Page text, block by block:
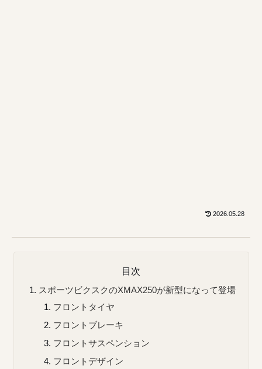
2026.05.28
目次
スポーツビクスクのXMAX250が新型になって登場
フロントタイヤ
フロントブレーキ
フロントサスペンション
フロントデザイン